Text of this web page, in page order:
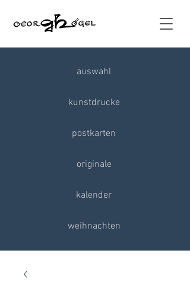
auswahl
kunstdrucke
postkarten
originale
kalender
weihnachten